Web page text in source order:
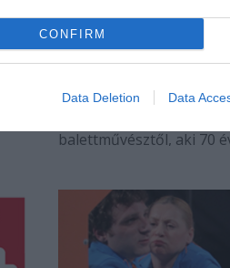
CONFIRM
Data Deletion Data
A Fiumei úti
Ivánt
A Fiumei úti sírkert
balettművésztől, aki 70